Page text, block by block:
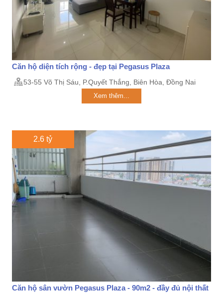
Căn hộ diện tích rộng - đẹp tại Pegasus Plaza
53-55 Võ Thị Sáu, P.Quyết Thắng, Biên Hòa, Đồng Nai
Xem thêm...
2.6 tỷ
Căn hộ sân vườn Pegasus Plaza - 90m2 - đầy đủ nội thất